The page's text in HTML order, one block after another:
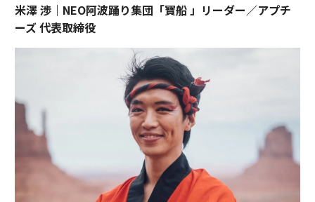
米澤 渉｜NEO阿波踊り集団「寶船 」リーダー／アプチ
ーズ 代表取締役